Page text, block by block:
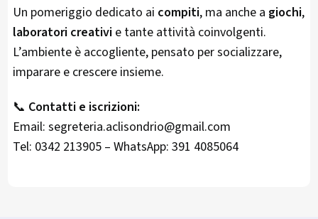
Un pomeriggio dedicato ai compiti, ma anche a giochi,
laboratori creativie tante attività coinvolgenti.
L’ambiente è accogliente, pensato per socializzare,
imparare e crescere insieme.
📞 Contatti e iscrizioni:
Email: segreteria.aclisondrio@gmail.com
Tel: 0342 213905 – WhatsApp: 391 4085064